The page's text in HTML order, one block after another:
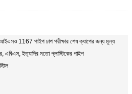
1167 পাইপ চাপ পরীক্ষার শেষ ক্যাপের জন্য মূল্য
এবিএস, ইত্যাদির মতো প্লাস্টিকের পাইপ